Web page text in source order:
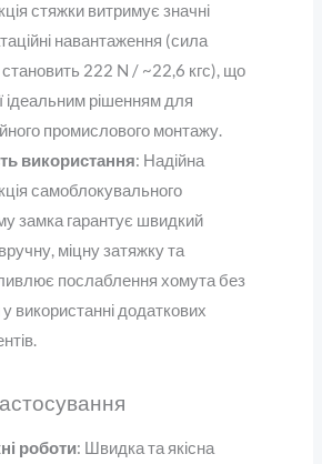
стяжки витримує значні
навантаження (сила
становить 222 N / ~22,6 кгс), що
ідеальним рішенням для
промислового монтажу.
використання: Надійна
самоблокувального
замка гарантує швидкий
міцну затяжку та
послаблення хомута без
використанні додаткових
роботи: Швидка та якісна